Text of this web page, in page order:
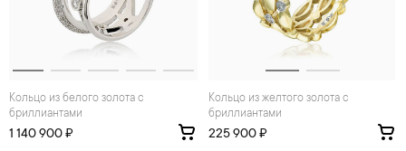
Кольцо из белого золота с
бриллиантами
1 140 900 ₽
Кольцо из желтого золота с
бриллиантами
225 900 ₽